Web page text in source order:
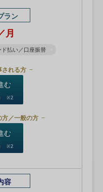
ラン
月
ド払い／口座振替
される方
む
※2
方／一般の方
む
※2
容